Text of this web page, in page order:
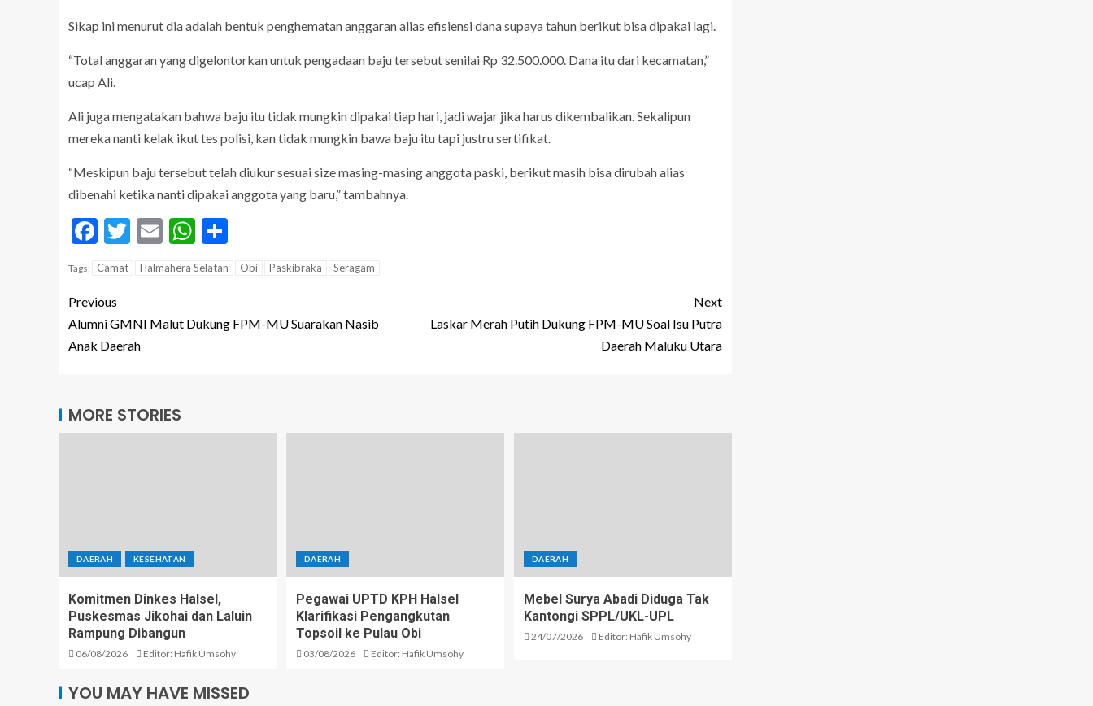
Sikap ini menurut dia adalah bentuk penghematan anggaran alias efisiensi dana supaya tahun berikut bisa dipakai lagi.
“Total anggaran yang digelontorkan untuk pengadaan baju tersebut senilai Rp 32.500.000. Dana itu dari kecamatan,”
ucap Ali.
Ali juga mengatakan bahwa baju itu tidak mungkin dipakai tiap hari, jadi wajar jika harus dikembalikan. Sekalipun
mereka nanti kelak ikut tes polisi, kan tidak mungkin bawa baju itu tapi justru sertifikat.
“Meskipun baju tersebut telah diukur sesuai size masing-masing anggota paski, berikut masih bisa dirubah alias
dibenahi ketika nanti dipakai anggota yang baru,” tambahnya.
Facebook
Twitter
EmailWhatsApp
Tags: Camat Halmahera Selatan Obi Paskibraka Seragam
Previous
Alumni GMNI Malut Dukung FPM-MU Suarakan Nasib
Anak Daerah
Next
Laskar Merah Putih Dukung FPM-MU Soal Isu Putra
Daerah Maluku Utara
MORE STORIES
DAERAH KESEHATAN
Komitmen Dinkes Halsel,
Puskesmas Jikohai dan Laluin
Rampung Dibangun
06/08/2026 Editor: Hafik Umsohy
DAERAH
Pegawai UPTD KPH Halsel
Klarifikasi Pengangkutan
Topsoil ke Pulau Obi
03/08/2026 Editor: Hafik Umsohy
DAERAH
Mebel Surya Abadi Diduga Tak
Kantongi SPPL/UKL-UPL
24/07/2026 Editor: Hafik Umsohy
YOU MAY HAVE MISSED